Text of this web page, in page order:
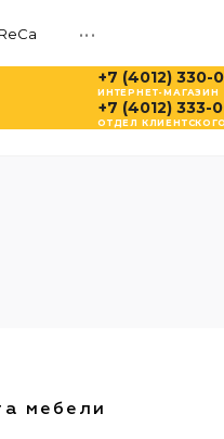
...
+7 (4012) 330-
ИНТЕРНЕТ-МАГАЗИН
+7 (4012) 333-
ОТДЕЛ
мебели